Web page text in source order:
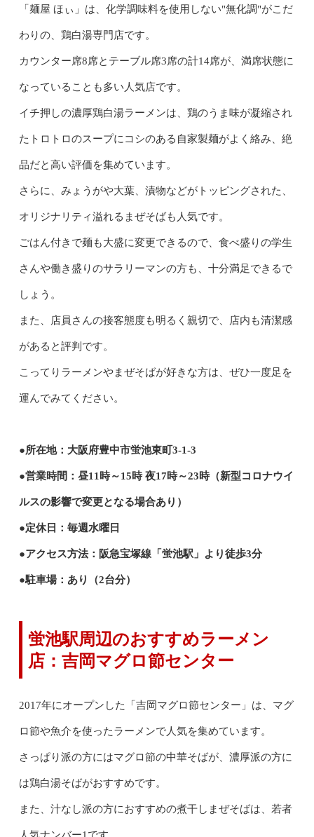
「麺屋 ほぃ」は、化学調味料を使用しない"無化調"がこだ
わりの、鶏白湯専門店です。
カウンター席8席とテーブル席3席の計14席が、満席状態に
なっていることも多い人気店です。
イチ押しの濃厚鶏白湯ラーメンは、鶏のうま味が凝縮され
たトロトロのスープにコシのある自家製麺がよく絡み、絶
品だと高い評価を集めています。
さらに、みょうがや大葉、漬物などがトッピングされた、
オリジナリティ溢れるまぜそばも人気です。
ごはん付きで麺も大盛に変更できるので、食べ盛りの学生
さんや働き盛りのサラリーマンの方も、十分満足できるで
しょう。
また、店員さんの接客態度も明るく親切で、店内も清潔感
があると評判です。
こってりラーメンやまぜそばが好きな方は、ぜひ一度足を
運んでみてください。
●所在地：大阪府豊中市蛍池東町3-1-3
●営業時間：昼11時～15時 夜17時～23時（新型コロナウイ
ルスの影響で変更となる場合あり）
●定休日：毎週水曜日
●アクセス方法：阪急宝塚線「蛍池駅」より徒歩3分
●駐車場：あり（2台分）
蛍池駅周辺のおすすめラーメン
店：吉岡マグロ節センター
2017年にオープンした「吉岡マグロ節センター」は、マグ
ロ節や魚介を使ったラーメンで人気を集めています。
さっぱり派の方にはマグロ節の中華そばが、濃厚派の方に
は鶏白湯そばがおすすめです。
また、汁なし派の方におすすめの煮干しまぜそばは、若者